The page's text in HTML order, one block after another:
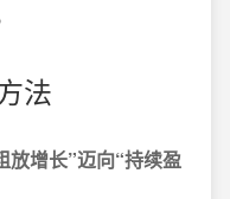
法
放增长”迈向“持续盈